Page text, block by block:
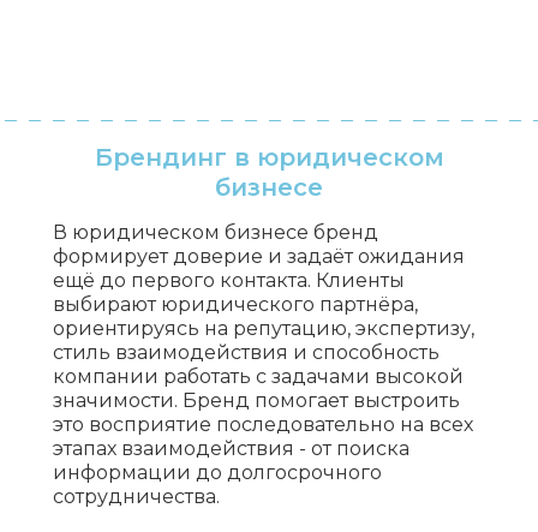
Брендинг в юридическом
бизнесе
В юридическом бизнесе бренд
формирует доверие и задаёт ожидания
ещё до первого контакта. Клиенты
выбирают юридического партнёра,
ориентируясь на репутацию, экспертизу,
стиль взаимодействия и способность
компании работать с задачами высокой
значимости. Бренд помогает выстроить
это восприятие последовательно на всех
этапах взаимодействия - от поиска
информации до долгосрочного
сотрудничества.